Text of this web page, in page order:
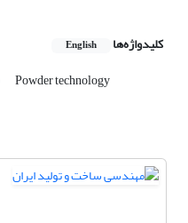
کلیدواژه‌ها English
Powder technology